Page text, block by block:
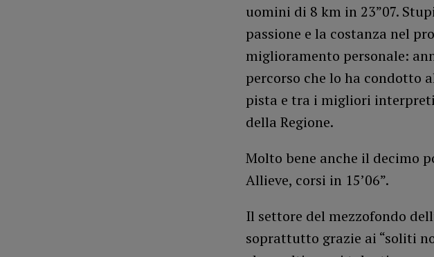
uomini di 8 km in 23”07.
passione e la costanza nel
miglioramento personale:
percorso che lo ha condotto
pista e tra i migliori
della Regione.
Molto bene anche il decimo
Allieve, corsi in 15’06”.
Il settore del mezzofondo
soprattutto grazie ai “soliti